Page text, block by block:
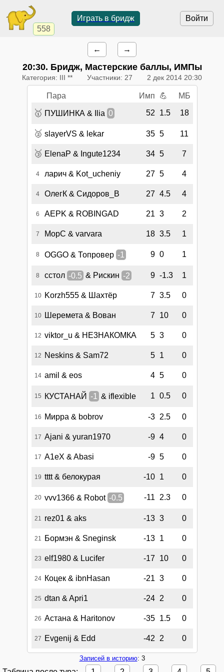
558
Войти
Играть в бридж
← →
20:30. Бридж, Мастерские баллы, ИМПы
Категория: III ** Участники: 27 2 дек 2014 20:30
Пара Имп 💪 МБ
🥇 ПУШИНКА & Ilia 0 52 1.5 18
🥈 slayerVS & lekar 35 5 11
🥉 ElenaP & Ingute1234 34 5 7
4 ларич & Kot_ucheniy 27 5 4
4 ОлегК & Сидоров_В 27 4.5 4
6 AEPK & ROBINGAD 21 3 2
7 MopC & varvara 18 3.5 1
8 OGGO & Топровер -1 9 0 1
8 сстол -0.5 & Рискин -2 9 -1.3 1
10 Korzh555 & Шахтёр 7 3.5 0
10 Шеремета & Вован 7 10 0
12 viktor_u & НЕ3НАКОМКА 5 3 0
12 Neskins & Sam72 5 1 0
14 amil & eos 4 5 0
15 КУСТАНАЙ -1 & iflexible 1 0.5 0
16 Мирра & bobrov -3 2.5 0
17 Ajani & yuran1970 -9 4 0
17 A1eX & Abasi -9 5 0
19 tttt & белокурая -10 1 0
20 vvv1366 & Robot -0.5 -11 2.3 0
21 rez01 & aks -13 3 0
21 Бормэн & Sneginsk -13 1 0
23 elf1980 & Lucifer -17 10 0
24 Коцек & ibnHasan -21 3 0
25 dtan & Apri1 -24 2 0
26 Астана & Haritonov -35 1.5 0
27 Evgenij & Edd -42 2 0
Записей в историю: 3